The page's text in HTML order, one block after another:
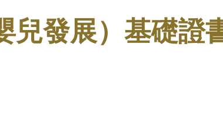
兒發展）基礎證